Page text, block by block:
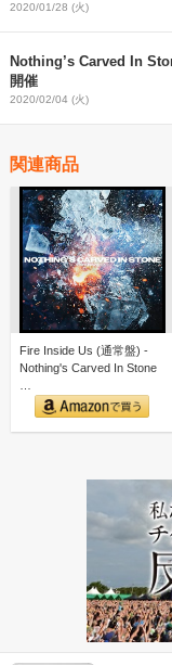
2020/01/28 (火)
Nothing’s Carved In
開催
2020/02/04 (火)
関連商品
Fire Inside Us (通常盤) -
Nothing's Carved In Stone